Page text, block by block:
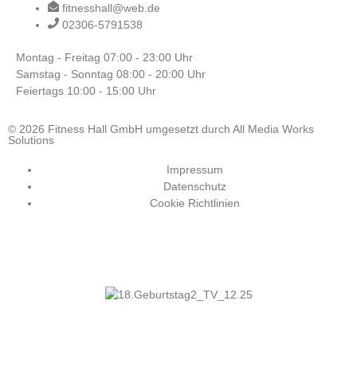
fitnesshall@web.de
02306-5791538
Montag - Freitag 07:00 - 23:00 Uhr
Samstag - Sonntag 08:00 - 20:00 Uhr
Feiertags 10:00 - 15:00 Uhr
© 2026 Fitness Hall GmbH umgesetzt durch All Media Works
Solutions
Impressum
Datenschutz
Cookie Richtlinien